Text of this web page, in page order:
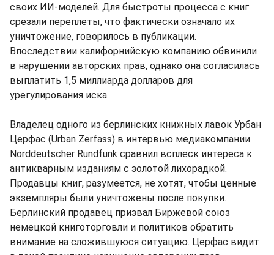
своих ИИ-моделей. Для быстроты процесса с книг
срезали переплеты, что фактически означало их
уничтожение, говорилось в публикации.
Впоследствии калифорнийскую компанию обвинили
в нарушении авторских прав, однако она согласилась
выплатить 1,5 миллиарда долларов для
урегулирования иска.
Владелец одного из берлинских книжных лавок Урбан
Церфас (Urban Zerfass) в интервью медиакомпании
Norddeutscher Rundfunk сравнил всплеск интереса к
антикварным изданиям с золотой лихорадкой.
Продавцы книг, разумеется, не хотят, чтобы ценные
экземпляры были уничтожены после покупки.
Берлинский продавец призвал Биржевой союз
немецкой книготорговли и политиков обратить
внимание на сложившуюся ситуацию. Церфас видит